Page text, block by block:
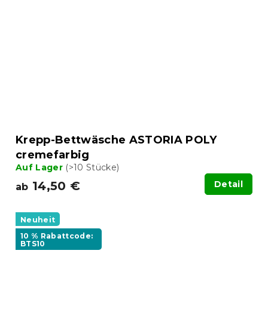
Krepp-Bettwäsche ASTORIA POLY
cremefarbig
Auf Lager (>10 Stücke)
ab 14,50 € Detail
Neuheit
10 % Rabattcode:
BTS10